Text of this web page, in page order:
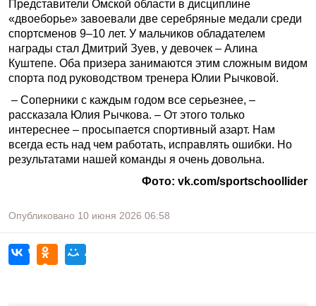
Представители Омской области в дисциплине
«двоеборье» завоевали две серебряные медали среди
спортсменов 9–10 лет. У мальчиков обладателем
награды стал Дмитрий Зуев, у девочек – Алина
Куштепе. Оба призера занимаются этим сложным видом
спорта под руководством тренера Юлии Рычковой.
– Соперники с каждым годом все серьезнее, –
рассказала Юлия Рычкова. – От этого только
интереснее – просыпается спортивный азарт. Нам
всегда есть над чем работать, исправлять ошибки. Но
результатами нашей команды я очень довольна.
Фото: vk.com/sportschoollider
Опубликовано 10 июня 2026 06:58